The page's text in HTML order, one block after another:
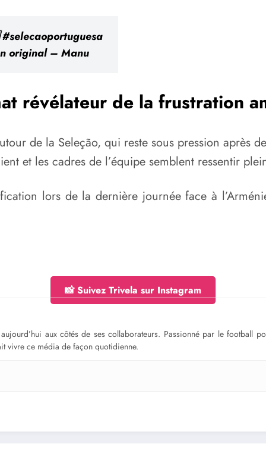
#selecaoportuguesa
original – Manu
révélateur de la frustration
de la Seleção, qui reste sous pression après
et les cadres de l’équipe semblent ressentir
lors de la dernière journée face à
📸 Suivez Trivela sur Instagram
aux côtés de ses collaborateurs. Passionné par le football
vivre ce média de façon quotidienne.